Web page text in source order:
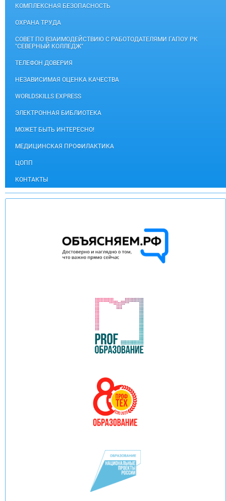
КОМПЛЕКСНАЯ БЕЗОПАСНОСТЬ
ОХРАНА ТРУДА
СОВЕТ ПО ВЗАИМОДЕЙСТВИЮ С РАБОТОДАТЕЛЯМИ ГАПОУ РК
"СЕВЕРНЫЙ КОЛЛЕДЖ"
ТЕЛЕФОН ДОВЕРИЯ
НЕЗАВИСИМАЯ ОЦЕНКА КАЧЕСТВА
WORLDSKILLS EXPRESS
ЭЛЕКТРОННАЯ БИБЛИОТЕКА
МОЖЕТ БЫТЬ ИНТЕРЕСНО!
МЕДИЦИНСКАЯ ПРОФИЛАКТИКА
ЦОПП
КОНТАКТЫ